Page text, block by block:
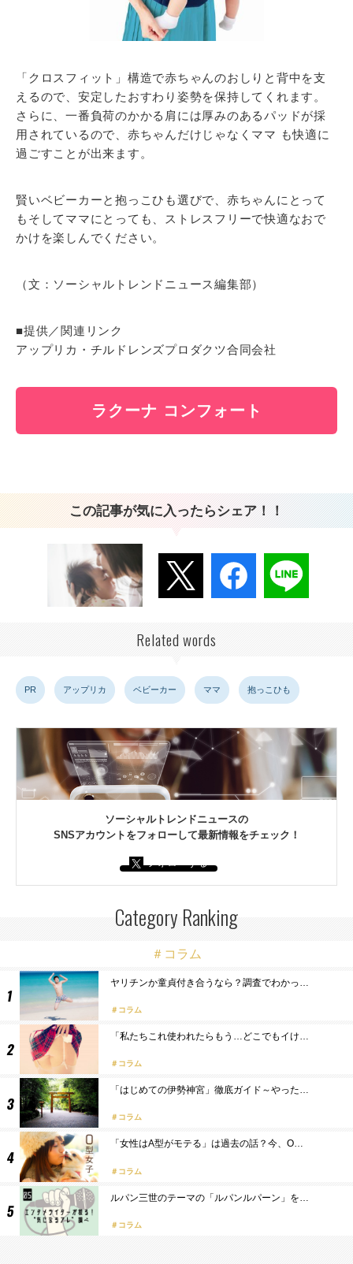
「クロスフィット」構造で赤ちゃんのおしりと背中を支
えるので、安定したおすわり姿勢を保持してくれます。
さらに、一番負荷のかかる肩には厚みのあるパッドが採
用されているので、赤ちゃんだけじゃなくママ も快適に
過ごすことが出来ます。
賢いベビーカーと抱っこひも選びで、赤ちゃんにとって
もそしてママにとっても、ストレスフリーで快適なおで
かけを楽しんでください。
（文：ソーシャルトレンドニュース編集部）
■提供／関連リンク
アップリカ・チルドレンズプロダクツ合同会社
ラクーナ コンフォート
この記事が気に入ったらシェア！！
Related words
PR アップリカ ベビーカー ママ 抱っこひも
ソーシャルトレンドニュースの
SNSアカウントをフォローして最新情報をチェック！
Category Ranking
＃コラム
ヤリチンか童貞付き合うなら？調査でわかっ…
コラム
「私たちこれ使われたらもう…どこでもイけ…
コラム
「はじめての伊勢神宮」徹底ガイド～やった…
コラム
「女性はA型がモテる」は過去の話？今、O…
コラム
ルパン三世のテーマの「ルパンルパーン」を…
コラム